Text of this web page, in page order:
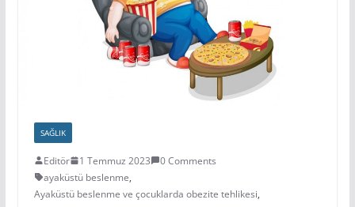
SAĞLIK
Editör 1 Temmuz 2023
0 Comments
ayaküstü beslenme,
Ayaküstü beslenme ve çocuklarda obezite tehlikesi,